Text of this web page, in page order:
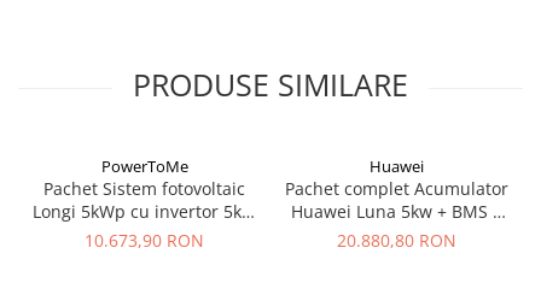
Redresoare auto, moto, barci si
UPS pentru centrale termice si
sisteme de urgenta - acumulator
UPS Calculatoare si Servere
PRODUSE SIMILARE
PowerToMe
Pachet Sistem fotovoltaic
Longi 5kWp cu invertor 5kW
monofazat Huawei hibrid
10.673,90 RON
Huawei
Pachet complet Acumulator
Huawei Luna 5kw + BMS +
Back-up Box monofazat
20.880,80 RON